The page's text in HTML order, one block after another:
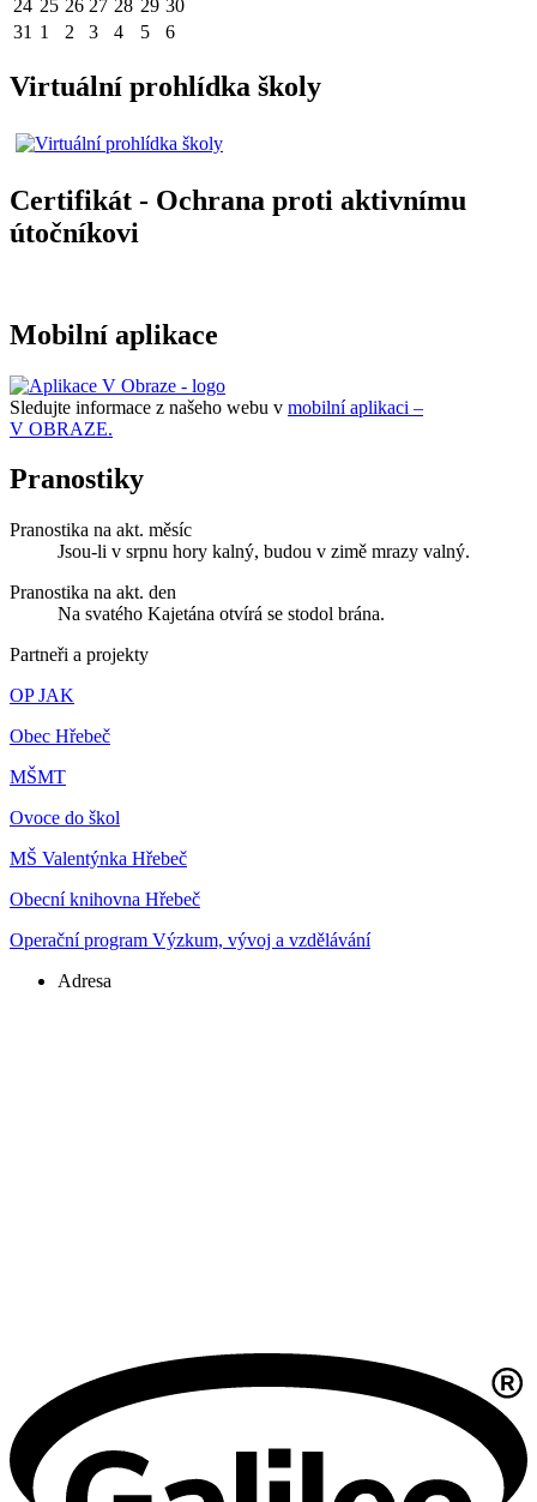
24 25 26 27 28 29 30
31 1 2 3 4 5 6
Virtuální prohlídka školy
Certifikát - Ochrana proti aktivnímu
útočníkovi
Mobilní aplikace
Sledujte informace z našeho webu v mobilní aplikaci –
V OBRAZE.
Pranostiky
Pranostika na akt. měsíc
Jsou-li v srpnu hory kalný, budou v zimě mrazy valný.
Pranostika na akt. den
Na svatého Kajetána otvírá se stodol brána.
Partneři a projekty
OP JAK
Obec Hřebeč
MŠMT
Ovoce do škol
MŠ Valentýnka Hřebeč
Obecní knihovna Hřebeč
Operační program Výzkum, vývoj a vzdělávání
Adresa